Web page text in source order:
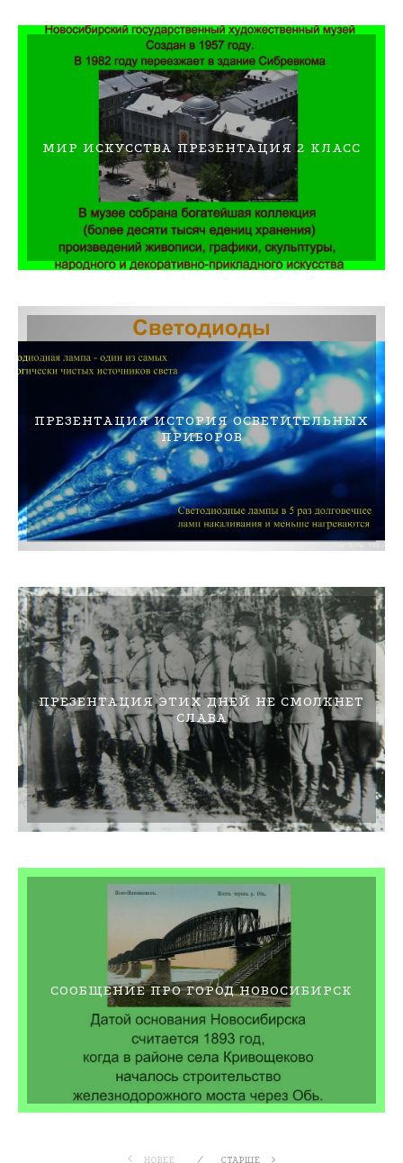
МИР ИСКУССТВА ПРЕЗЕНТАЦИЯ 2 КЛАСС
ПРЕЗЕНТАЦИЯ ИСТОРИЯ ОСВЕТИТЕЛЬНЫХ
ПРИБОРОВ
ПРЕЗЕНТАЦИЯ ЭТИХ ДНЕЙ НЕ СМОЛКНЕТ
СЛАВА
СООБЩЕНИЕ ПРО ГОРОД НОВОСИБИРСК
НОВЕЕ СТАРШЕ